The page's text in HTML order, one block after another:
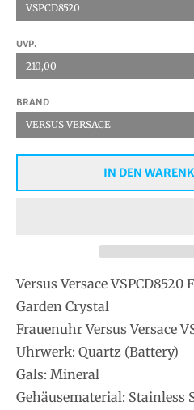
VSPCD8520
UVP.
210,00
BRAND
VERSUS VERSACE
IN DEN
Versus Versace VSPCD8520
Garden Crystal
Frauenuhr Versus Versace
Uhrwerk: Quartz (Battery)
Gals: Mineral
Gehäusematerial: Stainless